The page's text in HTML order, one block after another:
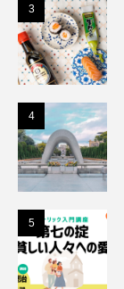
3
4
5